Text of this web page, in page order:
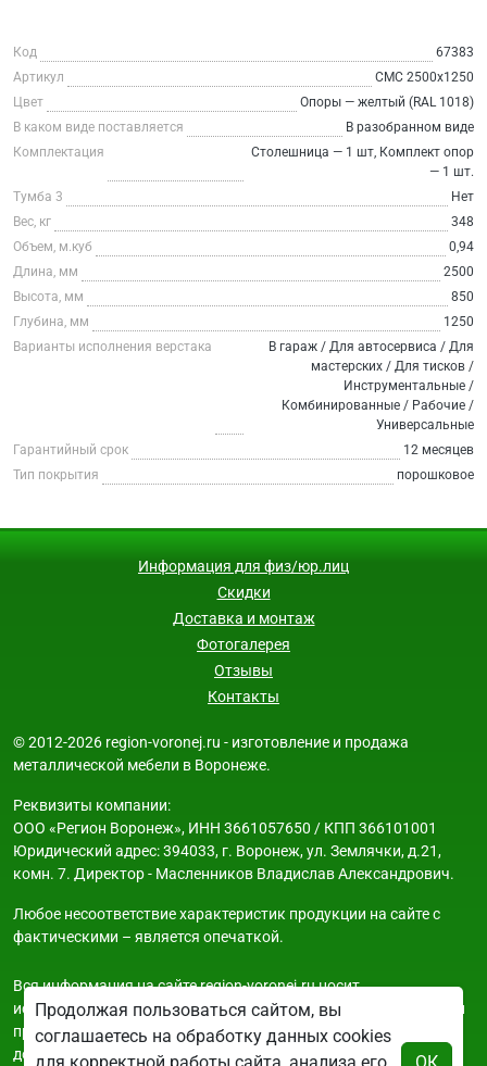
Код
67383
Артикул
СМС 2500х1250
Цвет
Опоры — желтый (RAL 1018)
В каком виде поставляется
В разобранном виде
Комплектация
Столешница — 1 шт, Комплект опор
— 1 шт.
Тумба 3
Нет
Вес, кг
348
Объем, м.куб
0,94
Длина, мм
2500
Высота, мм
850
Глубина, мм
1250
Варианты исполнения верстака
В гараж / Для автосервиса / Для
мастерских / Для тисков /
Инструментальные /
Комбинированные / Рабочие /
Универсальные
Гарантийный срок
12 месяцев
Тип покрытия
порошковое
Информация для физ/юр.лиц
Скидки
Доставка и монтаж
Фотогалерея
Отзывы
Контакты
© 2012-2026 region-voronej.ru - изготовление и продажа
металлической мебели в Воронеже.
Реквизиты компании:
ООО «Регион Воронеж», ИНН 3661057650 / КПП 366101001
Юридический адрес: 394033, г. Воронеж, ул. Землячки, д.21,
комн. 7. Директор - Масленников Владислав Александрович.
Любое несоответствие характеристик продукции на сайте с
фактическими – является опечаткой.
Вся информация на сайте region-voronej.ru носит
исключительно ознакомительный и справочный характер и ни
при каких условиях не является публичной офертой. Всю
дополнительную информацию можно узнать по телефонам
Продолжая пользоваться сайтом, вы
соглашаетесь на обработку данных cookies